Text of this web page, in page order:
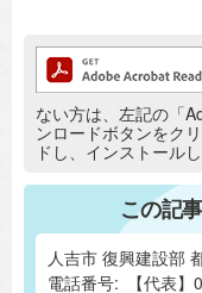
追加情報：PDFフ
ない方は、左記の「
ンロードボタンをク
ドし、インストール
この記
人吉市 復興建設部
電話番号:
【代表